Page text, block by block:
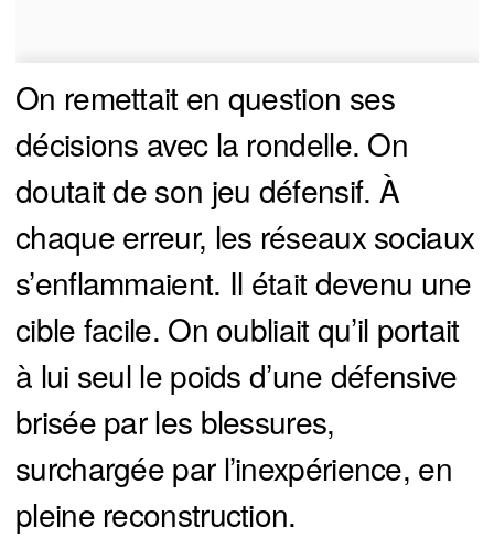
On remettait en question ses
décisions avec la rondelle. On
doutait de son jeu défensif. À
chaque erreur, les réseaux sociaux
s’enflammaient. Il était devenu une
cible facile. On oubliait qu’il portait
à lui seul le poids d’une défensive
brisée par les blessures,
surchargée par l’inexpérience, en
pleine reconstruction.